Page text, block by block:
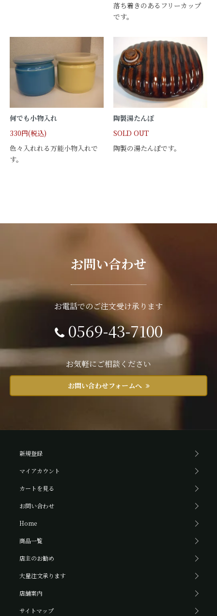
落ち着きのあるフリーカップ
です。
何でも小物入れ
330円(税込)
色々入れれる万能小物入れで
す。
陶製湯たんぽ
SOLD OUT
陶製の湯たんぽです。
お問い合わせ
お電話でのご注文受け承ります
0569-43-7100
お気軽にご相談ください
お問い合わせフォームへ
新規登録
マイアカウント
カートを見る
お問い合わせ
Home
商品一覧
店主のお勧め
大量注文承ります
店舗案内
サイトマップ